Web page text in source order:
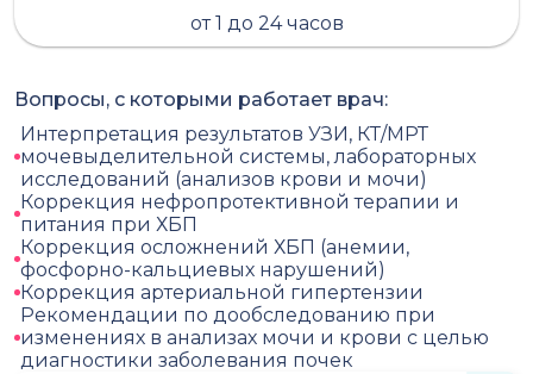
от 1 до 24 часов
Вопросы, с которыми работает врач:
Интерпретация результатов УЗИ, КТ/МРТ
мочевыделительной системы, лабораторных
исследований (анализов крови и мочи)
Коррекция нефропротективной терапии и
питания при ХБП
Коррекция осложнений ХБП (анемии,
фосфорно-кальциевых нарушений)
Коррекция артериальной гипертензии
Рекомендации по дообследованию при
изменениях в анализах мочи и крови с целью
диагностики заболевания почек